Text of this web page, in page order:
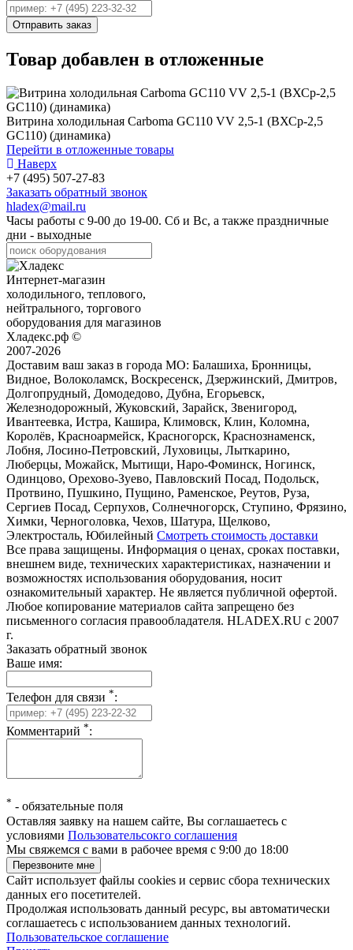
Товар добавлен в отложенные
Витрина холодильная Carboma GC110 VV 2,5-1 (ВХСр-2,5
GC110) (динамика)
Перейти в отложенные товары
Наверх
+7 (495) 507-27-83
Заказать обратный звонок
hladex@mail.ru
Часы работы с 9-00 до 19-00. Сб и Вс, а также праздничные
дни - выходные
Интернет-магазин
холодильного, теплового,
нейтрального, торгового
оборудования для магазинов
Хладекс.рф ©
2007-2026
Доставим ваш заказ в города МО: Балашиха, Бронницы,
Видное, Волоколамск, Воскресенск, Дзержинский, Дмитров,
Долгопрудный, Домодедово, Дубна, Егорьевск,
Железнодорожный, Жуковский, Зарайск, Звенигород,
Ивантеевка, Истра, Кашира, Климовск, Клин, Коломна,
Королёв, Красноармейск, Красногорск, Краснознаменск,
Лобня, Лосино-Петровский, Луховицы, Лыткарино,
Люберцы, Можайск, Мытищи, Наро-Фоминск, Ногинск,
Одинцово, Орехово-Зуево, Павловский Посад, Подольск,
Протвино, Пушкино, Пущино, Раменское, Реутов, Руза,
Сергиев Посад, Серпухов, Солнечногорск, Ступино, Фрязино,
Химки, Черноголовка, Чехов, Шатура, Щелково,
Электросталь, Юбилейный Смотреть стоимость доставки
Все права защищены. Информация о ценах, сроках поставки,
внешнем виде, технических характеристиках, назначении и
возможностях использования оборудования, носит
ознакомительный характер. Не является публичной офертой.
Любое копирование материалов сайта запрещено без
письменного согласия правообладателя. HLADEX.RU c 2007
г.
Заказать обратный звонок
Ваше имя:
Телефон для связи *:
Комментарий *:
* - обязательные поля
Оставляя заявку на нашем сайте, Вы соглашаетесь с
условиями Пользовательсокго соглашения
Мы свяжемся с вами в рабочее время с 9:00 до 18:00
Сайт использует файлы cookies и сервис сбора технических
данных его посетителей.
Продолжая использовать данный ресурс, вы автоматически
соглашаетесь с использованием данных технологий.
Пользовательское соглашение